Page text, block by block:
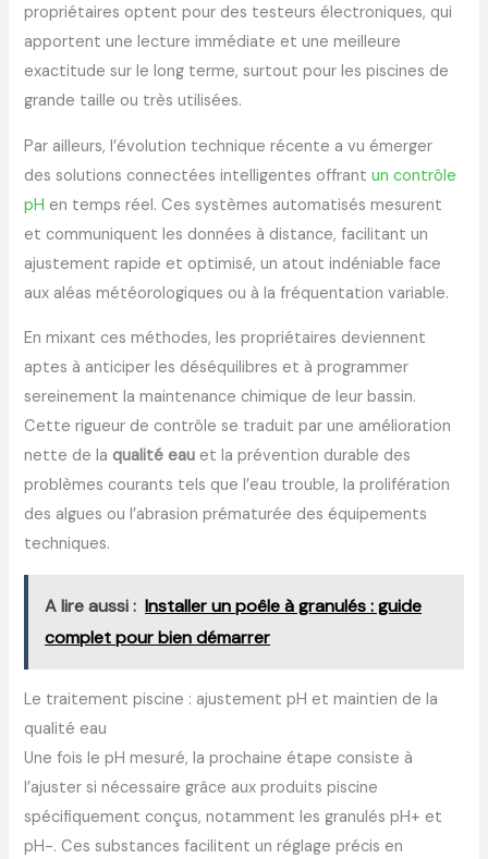
propriétaires optent pour des testeurs électroniques, qui
apportent une lecture immédiate et une meilleure
exactitude sur le long terme, surtout pour les piscines de
grande taille ou très utilisées.
Par ailleurs, l’évolution technique récente a vu émerger
des solutions connectées intelligentes offrantun contrôle
pH en temps réel. Ces systèmes automatisés mesurent
et communiquent les données à distance, facilitant un
ajustement rapide et optimisé, un atout indéniable face
aux aléas météorologiques ou à la fréquentation variable.
En mixant ces méthodes, les propriétaires deviennent
aptes à anticiper les déséquilibres et à programmer
sereinement la maintenance chimique de leur bassin.
Cette rigueur de contrôle se traduit par une amélioration
nette de laqualité eau et la prévention durable des
problèmes courants tels que l’eau trouble, la prolifération
des algues ou l’abrasion prématurée des équipements
techniques.
A lire aussi : Installer un poêle à granulés : guide
complet pour bien démarrer
Le traitement piscine : ajustement pH et maintien de la
qualité eau
Une fois le pH mesuré, la prochaine étape consiste à
l’ajuster si nécessaire grâce aux produits piscine
spécifiquement conçus, notamment les granulés pH+ et
pH-. Ces substances facilitent un réglage précis en